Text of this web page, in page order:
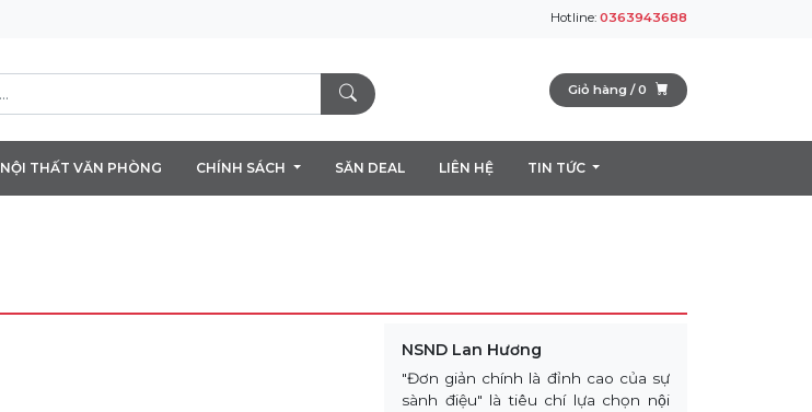
Hotline: 0363943688
Giỏ hàng /0
NỘI THẤT VĂN PHÒNG CHÍNH SÁCH SĂN DEAL LIÊN HỆ TIN TỨC
NSND Lan Hương
"Đơn giản chính là đỉnh cao của sự
sành điệu" là tiêu chí lựa chọn nội